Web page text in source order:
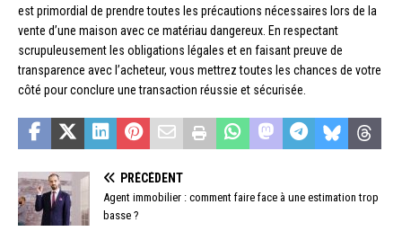
est primordial de prendre toutes les précautions nécessaires lors de la
vente d’une maison avec ce matériau dangereux. En respectant
scrupuleusement les obligations légales et en faisant preuve de
transparence avec l’acheteur, vous mettrez toutes les chances de votre
côté pour conclure une transaction réussie et sécurisée.
PRÉCÉDENT
Agent immobilier : comment faire face à une estimation trop
basse ?